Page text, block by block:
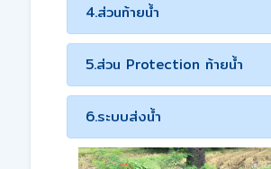
4.ส่วนท้ายน้ำ
5.ส่วน Protection ท้ายน้ำ
6.ระบบส่งน้ำ